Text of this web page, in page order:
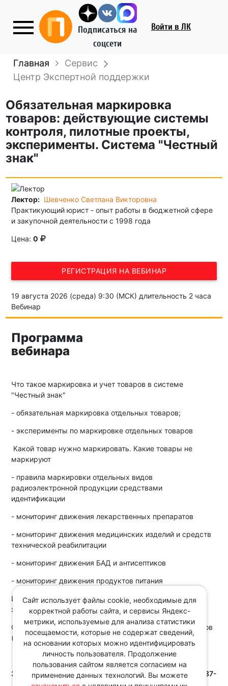
Подписаться на
соцсети
Войти в ЛК
Главная
Сервис
Центр Экспертной поддержки
Обязательная маркировка
товаров: действующие системы
контроля, пилотные проекты,
эксперименты. Система "Честный
знак"
Лектор: Шевченко Светлана Викторовна
Практикующий юрист - опыт работы в бюджетной сфере
и закупочной деятельности с 1998 года
Цена: 0
РЕГИСТРАЦИЯ НА ВЕБИНАР
19 августа 2026 (среда) 9:30 (МСК) длительность 2 часа
Вебинар
Программа
вебинара
Что такое маркировка и учет товаров в системе
"Честный знак"
- обязательная маркировка отдельных товаров;
- эксперименты по маркировке отдельных товаров
Какой товар нужно маркировать. Какие товары не
маркируют
- правила маркировки отдельных видов
радиоэлектронной продукции средствами
идентификации
- мониторинг движения лекарственных препаратов
- мониторинг движения медицинских изделий и средств
технической реабилитации
- мониторинг движения БАД и антисептиков
- мониторинг движения продуктов питания
Интеграция систем бухгалтерского учета и "Честный
знак": перспективы и трудности
Ответственность за нарушения при маркировке товаров
(административная и уголовная)
Количество мест ограничено!
Зарегистрироваться Вы можете по телефону 8(343)287-
51-44 или нажав кнопку:
Сайт использует файлы cookie, необходимые для
корректной работы сайта, и сервисы Яндекс-
метрики, используемые для анализа статистики
посещаемости, которые не содержат сведений,
на основании которых можно идентифицировать
личность пользователя. Продолжение
пользования сайтом является согласием на
применение данных технологий. Вы можете